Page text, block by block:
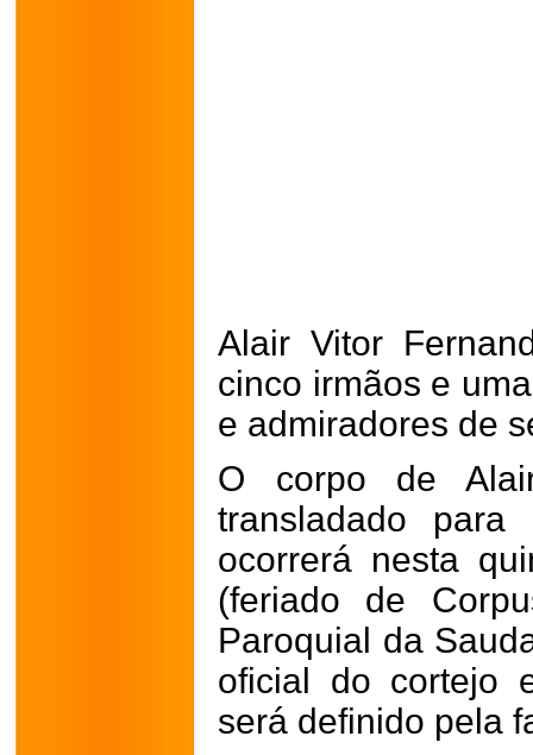
Alair Vitor
cinco irmãos e
e admiradores de
O corpo de
transladado para
ocorrerá nesta
(feriado de
Paroquial da
oficial do cortejo
será definido pela